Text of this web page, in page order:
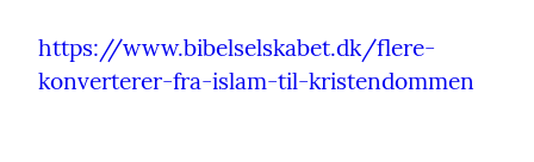
https://www.bibelselskabet.dk/flere-
konverterer-fra-islam-til-kristendommen